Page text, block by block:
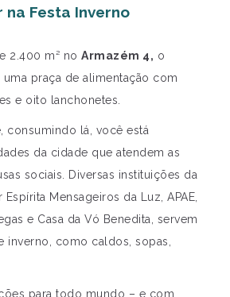
na Festa Inverno
2.400 m² no Armazém 4, o
praça de alimentação com
e oito lanchonetes.
consumindo lá, você está
da cidade que atendem as
sociais. Diversas instituições da
Mensageiros da Luz, APAE,
e Casa da Vó Benedita, servem
inverno, como caldos, sopas,
para todo mundo – e com